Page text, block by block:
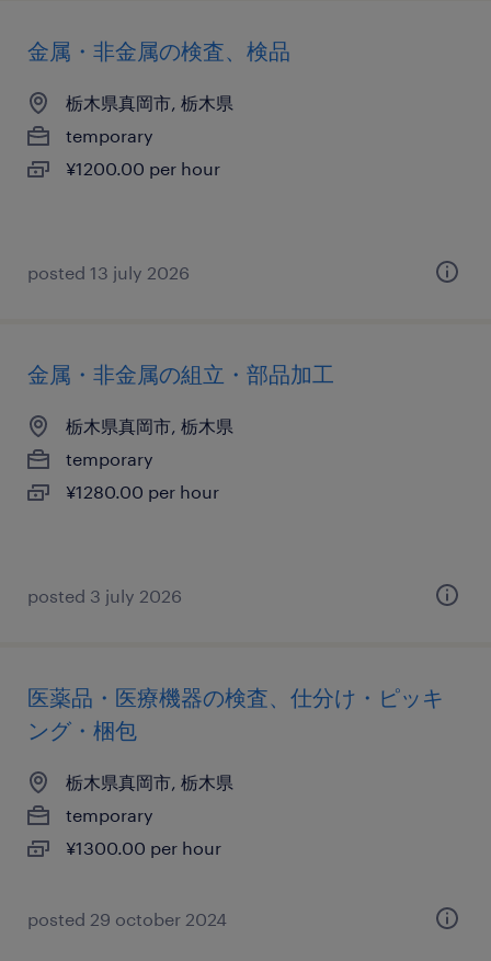
金属・非金属の検査、検品
栃木県真岡市, 栃木県
temporary
¥1200.00 per hour
posted 13 july 2026
金属・非金属の組立・部品加工
栃木県真岡市, 栃木県
temporary
¥1280.00 per hour
posted 3 july 2026
医薬品・医療機器の検査、仕分け・ピッキ
ング・梱包
栃木県真岡市, 栃木県
temporary
¥1300.00 per hour
posted 29 october 2024